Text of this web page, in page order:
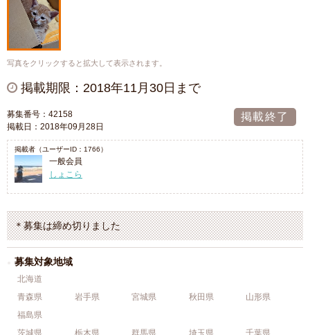
写真をクリックすると拡大して表示されます。
掲載期限：2018年11月30日まで
募集番号：42158
掲載日：2018年09月28日
掲載終了
掲載者（ユーザーID：1766）
一般会員
しょこら
＊募集は締め切りました
募集対象地域
北海道
青森県
岩手県 宮城県 秋田県
山形県
福島県
茨城県
栃木県 群馬県 埼玉県
千葉県